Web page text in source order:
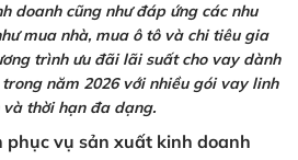
doanh cũng như đáp ứng các nhu
mua nhà, mua ô tô và chi tiêu gia
trình ưu đãi lãi suất cho vay dành
năm 2026 với nhiều gói vay linh
thời hạn đa dạng.
phục vụ sản xuất kinh doanh